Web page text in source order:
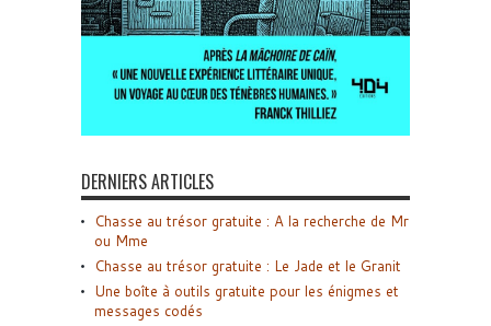
DERNIERS ARTICLES
Chasse au trésor gratuite : A la recherche de Mr
ou Mme
Chasse au trésor gratuite : Le Jade et le Granit
Une boîte à outils gratuite pour les énigmes et
messages codés